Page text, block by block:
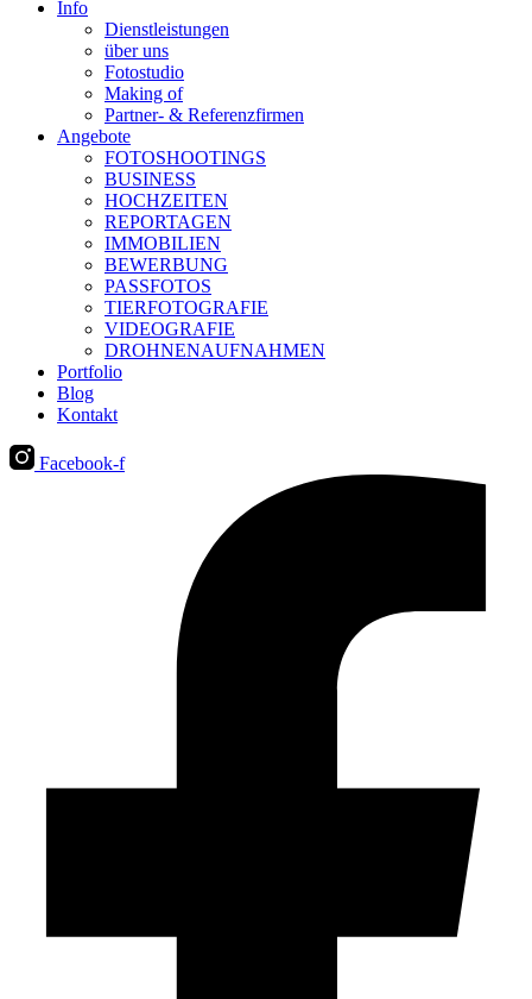
Info
Dienstleistungen
über uns
Fotostudio
Making of
Partner- & Referenzfirmen
Angebote
FOTOSHOOTINGS
BUSINESS
HOCHZEITEN
REPORTAGEN
IMMOBILIEN
BEWERBUNG
PASSFOTOS
TIERFOTOGRAFIE
VIDEOGRAFIE
DROHNENAUFNAHMEN
Portfolio
Blog
Kontakt
Facebook-f